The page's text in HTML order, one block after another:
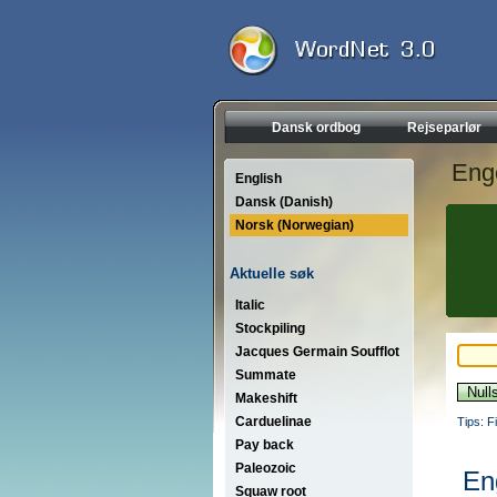
Dansk ordbog Rejseparlør
English
Dansk (Danish)
Norsk (Norwegian)
Aktuelle søk
Italic
Stockpiling
Jacques Germain Soufflot
Summate
Makeshift
Carduelinae
Pay back
Paleozoic
Squaw root
Tips: